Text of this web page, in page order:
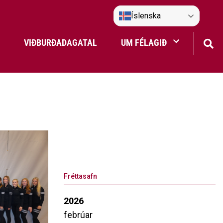
VIÐBURÐADAGATAL UM FÉLAGIÐ
Íslenska
Fréttasafn
2026
febrúar